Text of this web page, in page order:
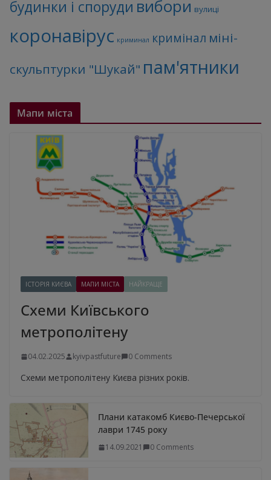
будинки і споруди вибори вулиці
коронавірус криминал кримінал міні-
скульптурки "Шукай" пам'ятники
Мапи міста
ІСТОРІЯ КИЄВА МАПИ МІСТА НАЙКРАЩЕ
Схеми Київського
метрополітену
04.02.2025 kyivpastfuture 0 Comments
Схеми метрополітену Києва різних років.
Плани катакомб Києво-Печерської
лаври 1745 року
14.09.2021 0 Comments